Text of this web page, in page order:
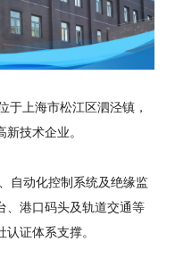
于上海市松江区泗泾镇，
技术企业。
自动化控制系统及绝缘监
、港口码头及轨道交通等
证体系支撑。